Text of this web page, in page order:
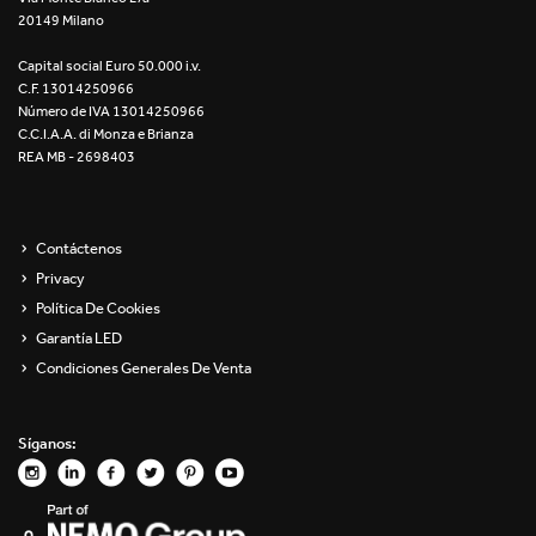
Re Low LED
Roll IOS
Unit 1X
Unit Channel
Unit Round
Yori Evo 48V
Yori Evo Box
20149 Milano
Capital social Euro 50.000 i.v.
C.F. 13014250966
Número de IVA 13014250966
C.C.I.A.A. di Monza e Brianza
REA MB - 2698403
Contáctenos
Privacy
Política De Cookies
Garantía LED
Condiciones Generales De Venta
Síganos: